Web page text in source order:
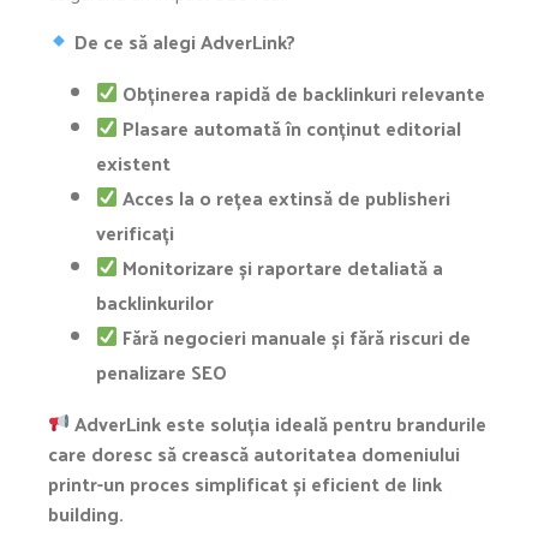
De ce să alegi AdverLink?
Obținerea rapidă de backlinkuri relevante
Plasare automată în conținut editorial
existent
Acces la o rețea extinsă de publisheri
verificați
Monitorizare și raportare detaliată a
backlinkurilor
Fără negocieri manuale și fără riscuri de
penalizare SEO
AdverLink este soluția ideală pentru brandurile
care doresc să crească autoritatea domeniului
printr-un proces simplificat și eficient de link
building.